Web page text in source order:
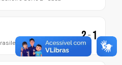
Série D · Fora 2-1